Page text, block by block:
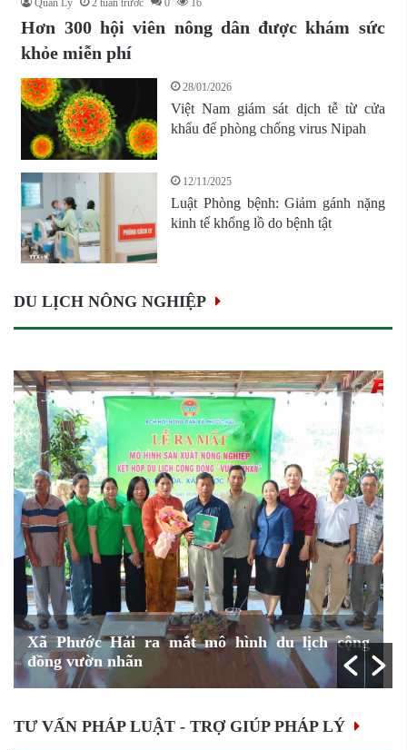
Quản Lý 2 tuần trước 0 16
Hơn 300 hội viên nông dân được khám sức
khỏe miễn phí
28/01/2026
Việt Nam giám sát dịch tễ từ cửa
khẩu để phòng chống virus Nipah
12/11/2025
Luật Phòng bệnh: Giảm gánh nặng
kinh tế khổng lồ do bệnh tật
DU LỊCH NÔNG NGHIỆP
Xã Phước Hải ra mắt mô hình du lịch cộng
đồng vườn nhãn
TƯ VẤN PHÁP LUẬT - TRỢ GIÚP PHÁP LÝ